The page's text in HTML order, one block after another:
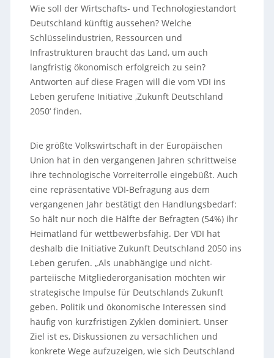
Wie soll der Wirtschafts- und Technologiestandort
Deutschland künftig aussehen? Welche
Schlüsselindustrien, Ressourcen und
Infrastrukturen braucht das Land, um auch
langfristig ökonomisch erfolgreich zu sein?
Antworten auf diese Fragen will die vom VDI ins
Leben gerufene Initiative ‚Zukunft Deutschland
2050‘ finden.
Die größte Volkswirtschaft in der Europäischen
Union hat in den vergangenen Jahren schrittweise
ihre technologische Vorreiterrolle eingebüßt. Auch
eine repräsentative VDI-Befragung aus dem
vergangenen Jahr bestätigt den Handlungsbedarf:
So hält nur noch die Hälfte der Befragten (54%) ihr
Heimatland für wettbewerbsfähig. Der VDI hat
deshalb die Initiative Zukunft Deutschland 2050 ins
Leben gerufen. „Als unabhängige und nicht-
parteiische Mitgliederorganisation möchten wir
strategische Impulse für Deutschlands Zukunft
geben. Politik und ökonomische Interessen sind
häufig von kurzfristigen Zyklen dominiert. Unser
Ziel ist es, Diskussionen zu versachlichen und
konkrete Wege aufzuzeigen, wie sich Deutschland